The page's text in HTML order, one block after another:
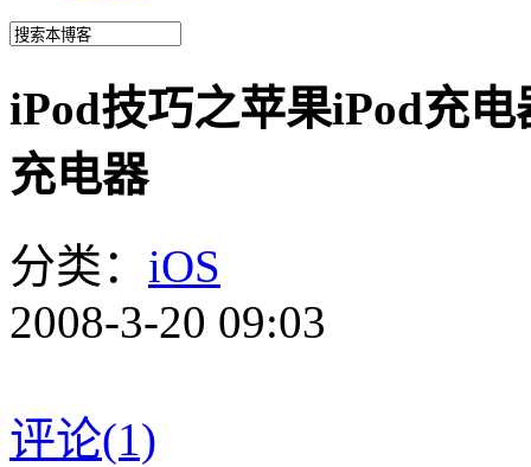
iPod技巧之苹果iPod充
充电器
分类： iOS
2008-3-20 09:03
评论(1)